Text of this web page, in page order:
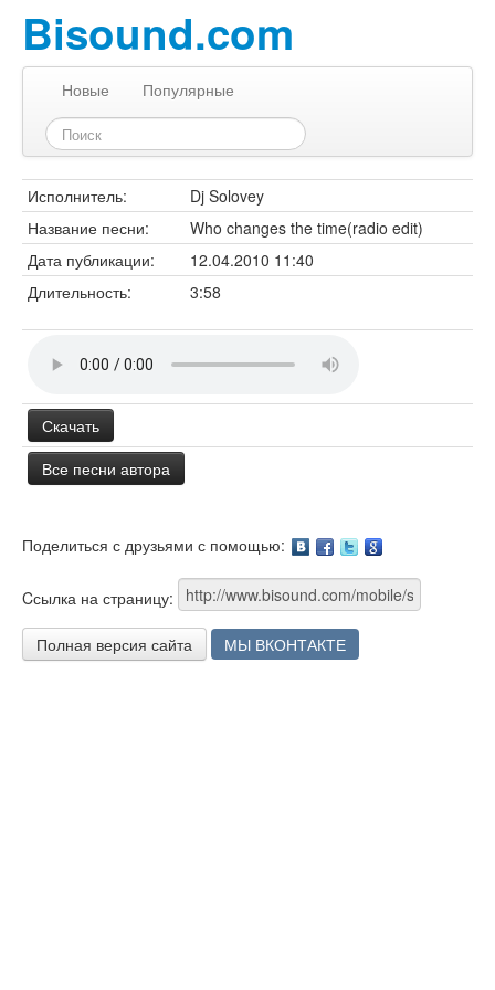
Bisound.com
Новые Популярные
Исполнитель:
Dj Solovey
Название песни:
Who changes the time(radio edit)
Дата публикации:
12.04.2010 11:40
Длительность:
3:58
Скачать
Все песни автора
Поделиться с друзьями с помощью:
Cсылка на страницу:
Полная версия сайта МЫ ВКОНТАКТЕ